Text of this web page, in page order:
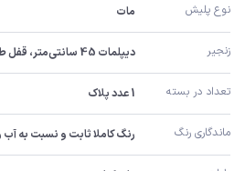
نوع پلیش مات
زنجیر دیپلمات 45 سانتی‌متر، قفل طوطی
تعداد در بسته 1 عدد پلاک
ماندگاری رنگ رنگ کاملا ثابت و نسبت به